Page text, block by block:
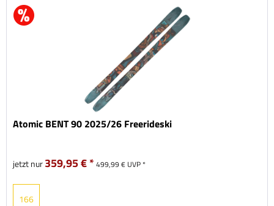
Atomic BENT 90 2025/26 Freerideski
jetzt nur359,95 € * 499,99 € UVP *
166